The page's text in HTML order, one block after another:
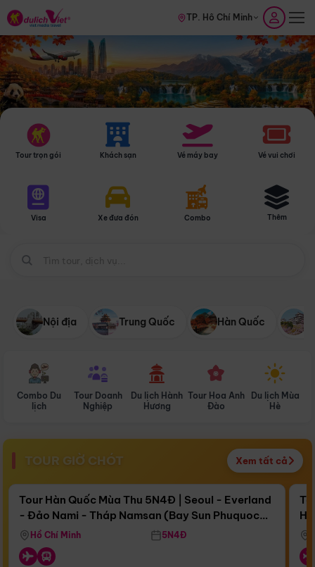
TP. Hồ Chí Minh
Tour trọn gói Khách sạn Vé máy bay Vé vui chơi
Visa Xe đưa đón Combo Thêm
Nội địa Trung Quốc Hàn Quốc
Combo Du
lịch
Tour Doanh
Nghiệp
Du lịch Hành
Hương
Tour Hoa Anh
Đào
Du lịch Mùa
Hè
TOUR GIỜ CHÓT Xem tất cả
Còn16 ngày 22:30:16
Bay Sun Phuquoc Airways
Điểm nổi bật
Tour Hàn Quốc Mùa Thu 5N4Đ | Seoul - Everland
- Đảo Nami - Tháp Namsan (Bay Sun Phuquoc
Airways)
Hồ Chí Minh 5N4Đ